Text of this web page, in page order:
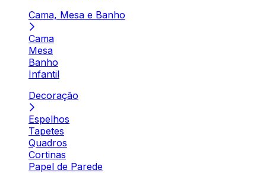
Cama, Mesa e Banho
Cama
Mesa
Banho
Infantil
Decoração
Espelhos
Tapetes
Quadros
Cortinas
Papel de Parede